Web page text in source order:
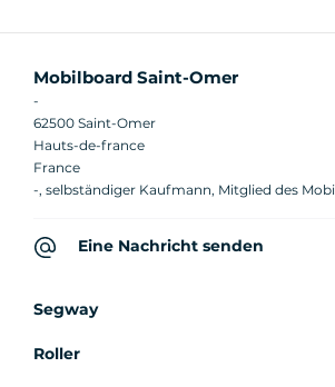
Mobilboard Saint-Omer
-
62500 Saint-Omer
Hauts-de-france
France
-, selbständiger Kaufmann, Mitglied des
Eine Nachricht senden
Segway
Roller